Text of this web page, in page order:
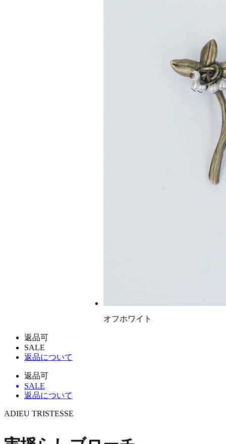
オフホワイト
返品可
SALE
返品について
返品可
SALE
返品について
ADIEU TRISTESSE